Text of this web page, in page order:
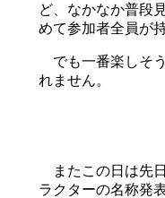
ど、なかなか普段
めて参加者全員が
でも一番楽しそ
れません。
またこの日は先
ラクターの名称発